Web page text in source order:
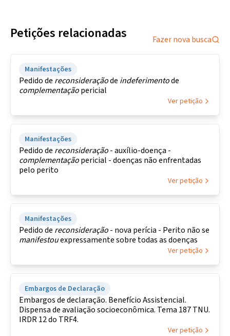
Petições relacionadas Fazer nova busca
Manifestações
Pedido de reconsideraçãode indeferimentode
complementaçãopericial
Ver petição
Manifestações
Pedido de reconsideração- auxílio-doença -
complementaçãopericial - doenças não enfrentadas
pelo perito
Ver petição
Manifestações
Pedido de reconsideração- nova perícia - Perito não se
manifestouexpressamente sobre todas as doenças
Ver petição
Embargos de Declaração
Embargos de declaração. Benefício Assistencial.
Dispensa de avaliação socioeconômica. Tema 187 TNU.
IRDR 12 do TRF4.
Ver petição